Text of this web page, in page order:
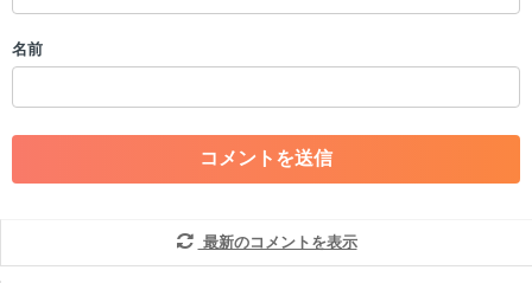
・一度削除された投稿を再び投稿すること
・アカウントの売買など金銭が絡む内容の投稿
・各ゲームのネタバレを含む内容の投稿
・その他、管理者が不適切と判断した投稿
コメントの削除を申請する※投稿内容を確認後、順次対応さ
名前
最新のコメントを表示